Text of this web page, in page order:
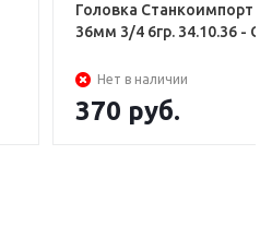
Головка Станкоимпорт
36мм 3/4 6гр. 34.10.36 - CS
Нет в наличии
370 руб.